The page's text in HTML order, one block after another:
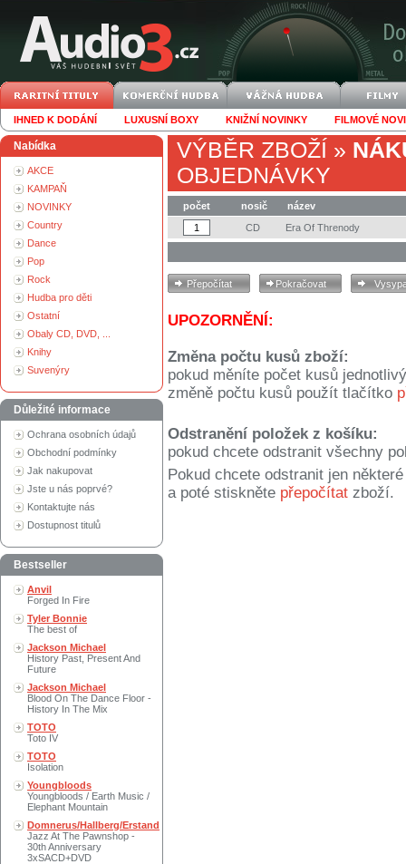
IHNED K DODÁNÍ LUXUSNÍ BOXY KNIŽNÍ NOVINKY FILMOVÉ
Nabídka
AKCE
KAMPAŇ
NOVINKY
Country
Dance
Pop
Rock
Hudba pro děti
Ostatní
Obaly CD, DVD, ...
Knihy
Suvenýry
Důležité informace
Ochrana osobních údajů
Obchodní podmínky
Jak nakupovat
Jste u nás poprvé?
Kontaktujte nás
Dostupnost titulů
Bestseller
Anvil
Forged In Fire
Tyler Bonnie
The best of
Jackson Michael
History Past, Present And
Future
Jackson Michael
Blood On The Dance Floor -
History In The Mix
TOTO
Toto IV
TOTO
Isolation
Youngbloods
Youngbloods / Earth Music /
Elephant Mountain
Domnerus/Hallberg/Erstand
Jazz At The Pawnshop -
30th Anniversary
3xSACD+DVD
VÝBĚR ZBOŽÍ »
OBJEDNÁVKY
počet nosič
název
CD
Era Of Threnody
UPOZORNĚNÍ:
Změna počtu kusů zboží:
pokud měníte počet kusů
změně počtu kusů použít tlačítko
Odstranění položek z košíku:
pokud chcete odstranit všechny
Pokud chcete odstranit jen
a poté stiskněte přepočítat zboží.